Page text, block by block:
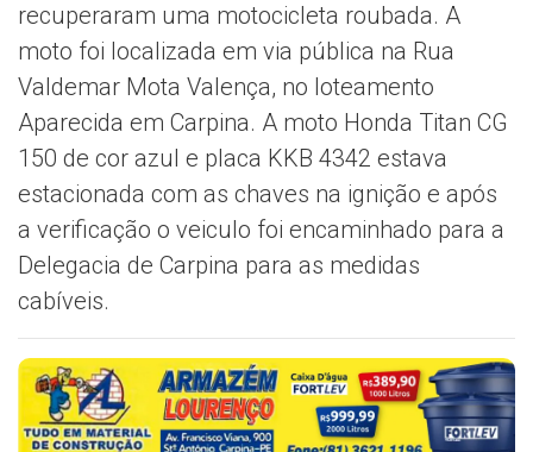
recuperaram uma motocicleta roubada. A
moto foi localizada em via pública na Rua
Valdemar Mota Valença, no loteamento
Aparecida em Carpina. A moto Honda Titan CG
150 de cor azul e placa KKB 4342 estava
estacionada com as chaves na ignição e após
a verificação o veiculo foi encaminhado para a
Delegacia de Carpina para as medidas
cabíveis.